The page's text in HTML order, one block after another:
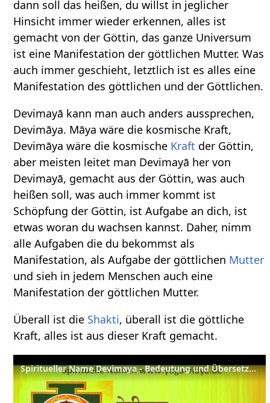
dann soll das heißen, du willst in jeglicher
Hinsicht immer wieder erkennen, alles ist
gemacht von der Göttin, das ganze Universum
ist eine Manifestation der göttlichen Mutter. Was
auch immer geschieht, letztlich ist es alles eine
Manifestation des göttlichen und der Göttlichen.
Devimayā kann man auch anders aussprechen,
Devimāya. Māya wäre die kosmische Kraft,
Devimāya wäre die kosmische Kraft der Göttin,
aber meisten leitet man Devimayā her von
Devimayā, gemacht aus der Göttin, was auch
heißen soll, was auch immer kommt ist
Schöpfung der Göttin, ist Aufgabe an dich, ist
etwas woran du wachsen kannst. Daher, nimm
alle Aufgaben die du bekommst als
Manifestation, als Aufgabe der göttlichen Mutter
und sieh in jedem Menschen auch eine
Manifestation der göttlichen Mutter.
Überall ist die Shakti, überall ist die göttliche
Kraft, alles ist aus dieser Kraft gemacht.
Spiritueller Name Devimaya - Bedeutung und Übersetzung aus dem Sanskrit